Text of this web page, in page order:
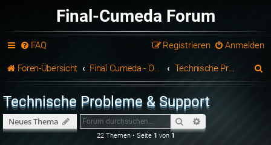
Final-Cumeda Forum
FAQ Anmelden
Registrieren
Foren-Übersicht Final Cumeda - Open Beta Technische Probleme & Support
Technische Probleme & Support
Neues Thema Suche
22 Themen • Seite 1 von 1